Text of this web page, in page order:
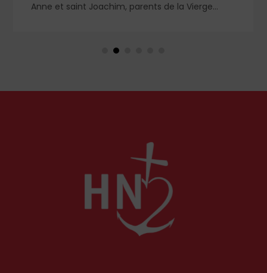
Anne et saint Joachim, parents de la Vierge
en Orient qu’en Occident, célèbre par sa piété